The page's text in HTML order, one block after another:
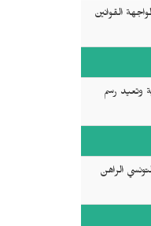
القوانين
وتعيد رسم
الراهن